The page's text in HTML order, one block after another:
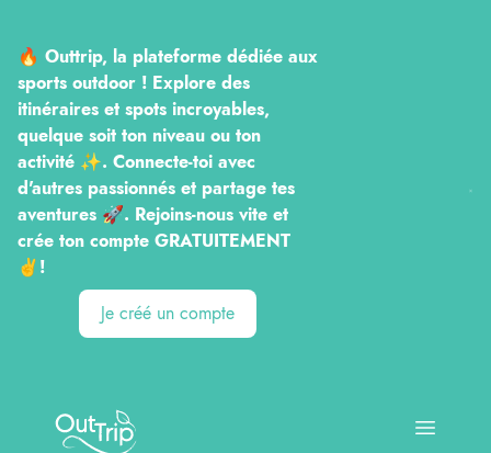
🔥 Outtrip, la plateforme dédiée aux
sports outdoor ! Explore des
itinéraires et spots incroyables,
quelque soit ton niveau ou ton
activité ✨. Connecte-toi avec
d'autres passionnés et partage tes
aventures 🚀. Rejoins-nous vite et
crée ton compte GRATUITEMENT
✌️!
Je créé un compte
Outtrip
Open